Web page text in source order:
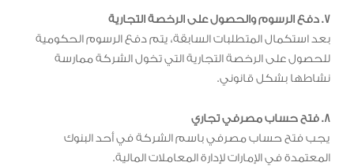
7. دفع الرسوم والحصول على الرخصة التجارية
بعد استكمال المتطلبات السابقة، يتم دفع الرسوم الحكومية
للحصول على الرخصة التجارية التي تخول الشركة ممارسة
نشاطها بشكل قانوني.
8. فتح حساب مصرفي تجاري
يجب فتح حساب مصرفي باسم الشركة في أحد البنوك
المعتمدة في الإمارات لإدارة المعاملات المالية.